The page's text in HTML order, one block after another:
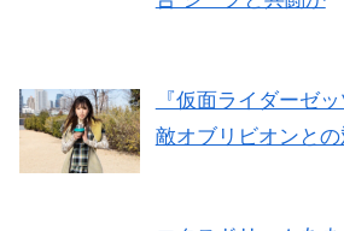
『仮面ライダーゼ
敵オブリビオンと